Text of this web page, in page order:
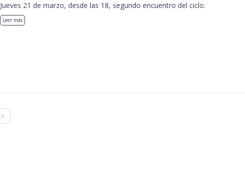
Jueves 21 de marzo, desde las 18, segundo encuentro del ciclo.
Leer más